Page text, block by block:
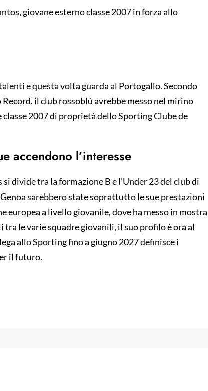
giovane esterno classe 2007 in forza allo
e questa volta guarda al Portogallo. Secondo
il club rossoblù avrebbe messo nel mirino
2007 di proprietà dello Sporting Clube de
accendono l’interesse
divide tra la formazione B e l’Under 23 del club di
sarebbero state soprattutto le sue prestazioni
europea a livello giovanile, dove ha messo in mostra
tra le varie squadre giovanili, il suo profilo è ora al
allo Sporting fino a giugno 2027 definisce i
il futuro.